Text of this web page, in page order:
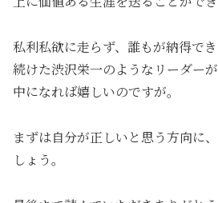
私利私欲に走らず、誰もが納得で
続けた渋沢栄一のようなリーダー
中になれば嬉しいのですが。
まずは自分が正しいと思う方向に
しょう。